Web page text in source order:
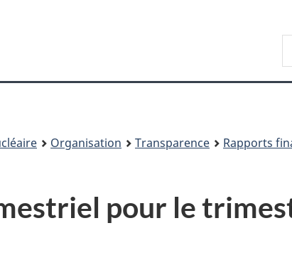
de
Organisation Transparence Rapports
pour le